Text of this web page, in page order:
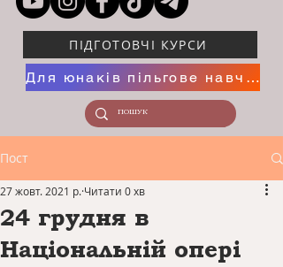
ПІДГОТОВЧІ КУРСИ
Для юнаків пільгове навчання
Пост
24 грудня в
Національній опері
27 жовт. 2021 р. Читати 0 хв